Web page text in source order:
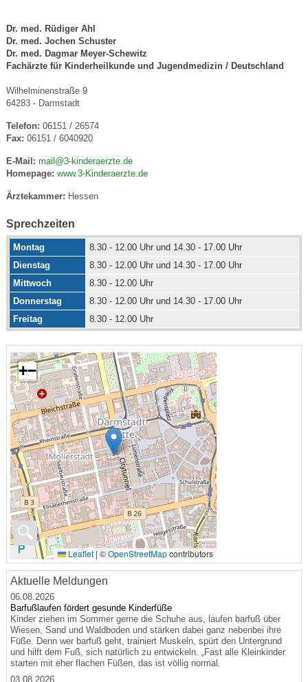
Dr. med. Rüdiger Ahl
Dr. med. Jochen Schuster
Dr. med. Dagmar Meyer-Schewitz
Fachärzte für Kinderheilkunde und Jugendmedizin / Deutschland
Wilhelminenstraße 9
64283 - Darmstadt
Telefon: 06151 / 26574
Fax: 06151 / 6040920
E-Mail: mail@3-kinderaerzte.de
Homepage: www.3-Kinderaerzte.de
Ärztekammer: Hessen
Sprechzeiten
Montag
8.30 - 12.00 Uhr und 14.30 - 17.00 Uhr
Dienstag
8.30 - 12.00 Uhr und 14.30 - 17.00 Uhr
Mittwoch
8.30 - 12.00 Uhr
Donnerstag
8.30 - 12.00 Uhr und 14.30 - 17.00 Uhr
Freitag
8.30 - 12.00 Uhr
🔍
+−
Leaflet | ©OpenStreetMapcontributors
Aktuelle Meldungen
06.08.2026
Barfußlaufen fördert gesunde Kinderfüße
Kinder ziehen im Sommer gerne die Schuhe aus, laufen barfuß über
Wiesen, Sand und Waldboden und stärken dabei ganz nebenbei ihre
Füße. Denn wer barfuß geht, trainiert Muskeln, spürt den Untergrund
und hilft dem Fuß, sich natürlich zu entwickeln. „Fast alle Kleinkinder
starten mit eher flachen Füßen, das ist völlig normal.
03.08.2026